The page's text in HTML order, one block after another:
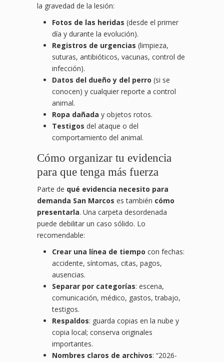
la gravedad de la lesión:
Fotos de las heridas (desde el primer
día y durante la evolución).
Registros de urgencias (limpieza,
suturas, antibióticos, vacunas, control de
infección).
Datos del dueño y del perro (si se
conocen) y cualquier reporte a control
animal.
Ropa dañada y objetos rotos.
Testigos del ataque o del
comportamiento del animal.
Cómo organizar tu evidencia
para que tenga más fuerza
Parte de qué evidencia necesito para
demanda San Marcos es también cómo
presentarla. Una carpeta desordenada
puede debilitar un caso sólido. Lo
recomendable:
Crear una línea de tiempo con fechas:
accidente, síntomas, citas, pagos,
ausencias.
Separar por categorías: escena,
comunicación, médico, gastos, trabajo,
testigos.
Respaldos: guarda copias en la nube y
copia local; conserva originales
importantes.
Nombres claros de archivos: “2026-